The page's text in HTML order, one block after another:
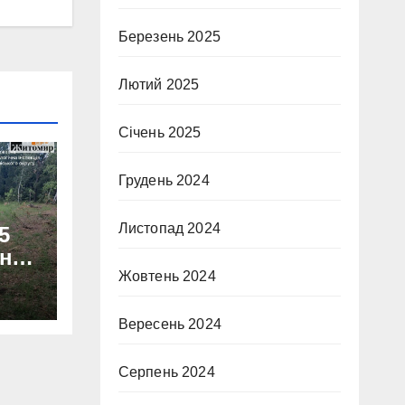
Березень 2025
Лютий 2025
Січень 2025
Грудень 2024
Листопад 2024
Жовтень 2024
Вересень 2024
Серпень 2024